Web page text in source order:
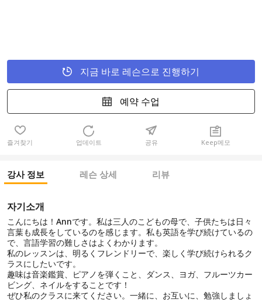
지금 바로 레슨으로 진행하기
예약 수업
즐겨찾기 업데이트 공유 Keep메모
강사 정보 레슨 상세 리뷰
자기소개
こんにちは！Annです。私は三人のこどもの母で、子供たちは日々
言葉も成長をしているのを感じます。私も英語を学び続けているの
で、言語学習の難しさはよくわかります。
私のレッスンは、明るくフレンドリーで、楽しく学び続けられるク
ラスにしたいです。
趣味は音楽鑑賞、ピアノを弾くこと、ダンス、ヨガ、フルーツカー
ビング、ネイルをすることです！
ぜひ私のクラスに来てください。一緒に、お互いに、勉強しましょ